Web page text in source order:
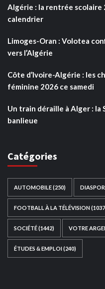
Algérie : la rentrée
calendrier
Limoges-Oran : Volotea
vers l’Algérie
Côte d’Ivoire-Algérie : les
féminine 2026 ce samedi
Un train déraille à Alger : la
banlieue
Catégories
AUTOMOBILE(250)
FOOTBALL À LA TÉLÉVISION
SOCIÉTÉ(1442) VOTRE
ÉTUDES & EMPLOI(240)